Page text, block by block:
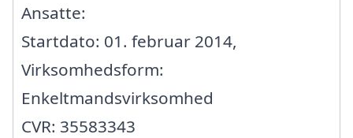
Ansatte:
Startdato: 01. februar 2014,
Virksomhedsform:
Enkeltmandsvirksomhed
CVR: 35583343